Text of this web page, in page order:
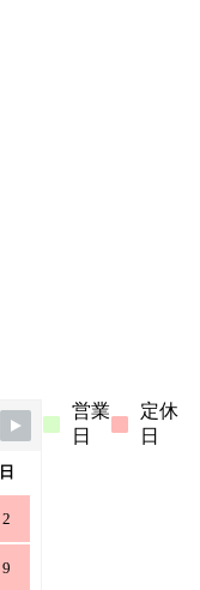
日
2
9
営業
日
定休
日